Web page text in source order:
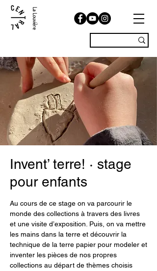
La Louvière
Invent’ terre! · stage
pour enfants
Au cours de ce stage on va parcourir le
monde des collections à travers des livres
et une visite d’exposition. Puis, on va mettre
les mains dans la terre et découvrir la
technique de la terre papier pour modeler et
inventer les pièces de nos propres
collections au départ de thèmes choisis